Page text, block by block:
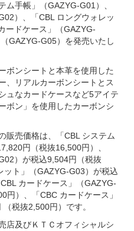
ム手帳」（GAZYG-G01）、
）、「CBL ロングウォレッ
ードケース」（GAZYG-
GAZYG-G05）を発売いたし
ボンシートと本革を使用した
、リアルカーボンシートとス
ュなカードケースなど5アイテ
ボン」を使用したカーボンシ
販売価格は、「CBL システム
円（税抜16,500円）、
）が税込9,504円（税抜
ット」（GAZYG-G03）が税込
カードケース」（GAZYG-
）、「CBC カードケース」
税抜2,500円）です。
店及びＫＴＣオフィシャルシ